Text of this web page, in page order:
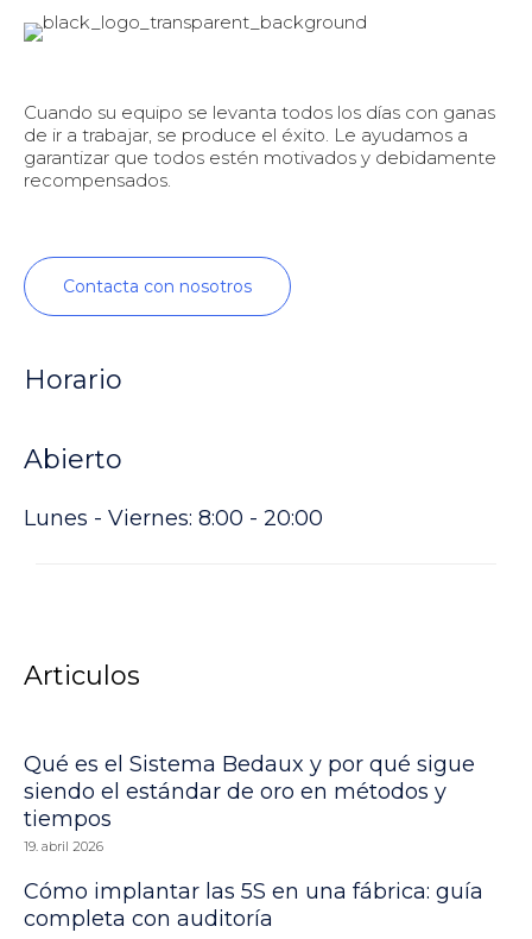
Cuando su equipo se levanta todos los días con ganas
de ir a trabajar, se produce el éxito. Le ayudamos a
garantizar que todos estén motivados y debidamente
recompensados.
Contacta con nosotros
Horario
Abierto
Lunes - Viernes: 8:00 - 20:00
Articulos
Qué es el Sistema Bedaux y por qué sigue
siendo el estándar de oro en métodos y
tiempos
19. abril 2026
Cómo implantar las 5S en una fábrica: guía
completa con auditoría